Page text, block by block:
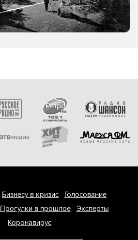
Бизнесу в кризис
Голосование
Прогулки в прошлое
Эксперты
Коронавирус